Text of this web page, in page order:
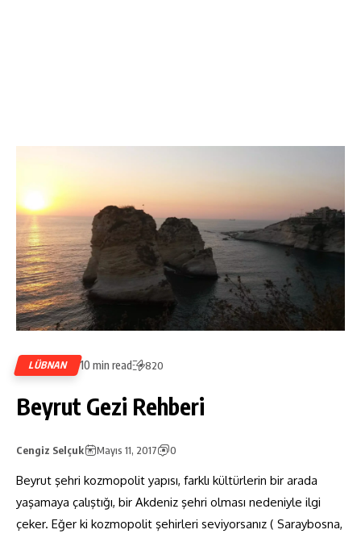
LÜBNAN 10 min read 820
Beyrut Gezi Rehberi
Cengiz Selçuk Mayıs 11, 2017 0
Beyrut şehri kozmopolit yapısı, farklı kültürlerin bir arada
yaşamaya çalıştığı, bir Akdeniz şehri olması nedeniyle ilgi
çeker. Eğer ki kozmopolit şehirleri seviyorsanız ( Saraybosna,